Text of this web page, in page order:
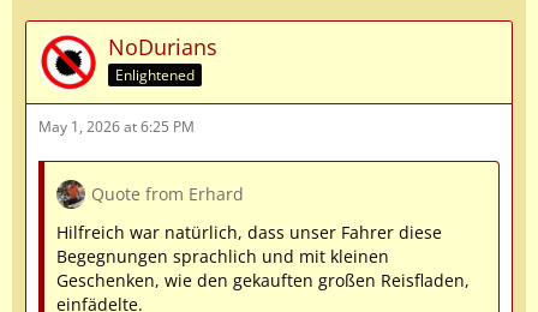
NoDurians
Enlightened
May 1, 2026 at 6:25 PM
Quote from Erhard
Hilfreich war natürlich, dass unser Fahrer diese
Begegnungen sprachlich und mit kleinen
Geschenken, wie den gekauften großen Reisfladen,
einfädelte.